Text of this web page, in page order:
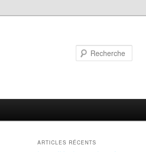
ARTICLES RÉCENTS